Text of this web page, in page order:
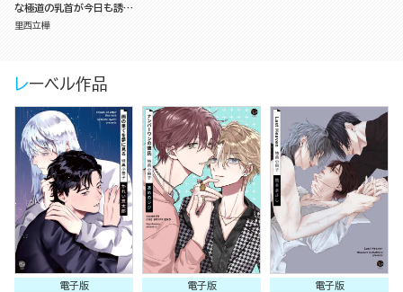
な極道の乳首が今日も誘惑
してきます～（分冊版）
里西立樺
レーベル作品
電子版
電子版
電子版